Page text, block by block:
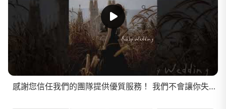
感謝您信任我們的團隊提供優質服務！ 我們不會讓你失望的！台北店：台北市中山區德惠街5號B1高雄店：高雄市鹽埕區河西路7-1號 #韓風新秘 #韓風婚紗 #韓風婚紗簡單優雅 #韓風婚紗照